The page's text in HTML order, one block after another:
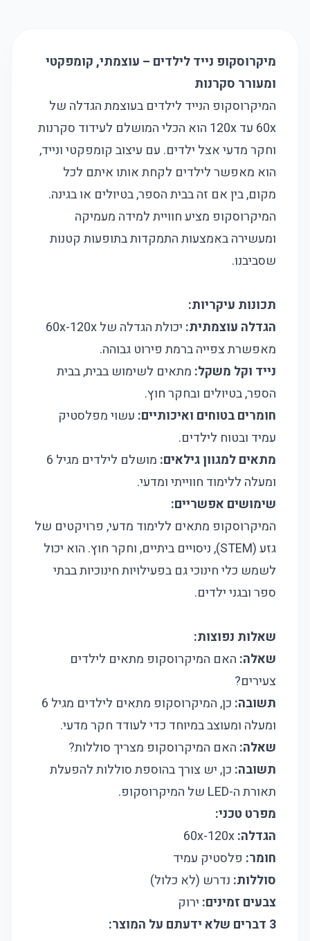
מיקרוסקופ נייד לילדים – עוצמתי, קומפקטי
ומעורר סקרנות
המיקרוסקופ הנייד לילדים בעוצמת הגדלה של
60x עד 120x הוא הכלי המושלם לעידוד סקרנות
וחקר מדעי אצל ילדים. עם עיצוב קומפקטי ונייד,
הוא מאפשר לילדים לקחת אותו איתם לכל
מקום, בין אם זה בבית הספר, בטיולים או בגינה.
המיקרוסקופ מציע חוויית למידה מעמיקה
ומעשירה באמצעות התמקדות בתופעות קטנות
שסביבנו.
תכונות עיקריות:
הגדלה עוצמתית:
יכולת הגדלה של 60x-120x
מאפשרת צפייה ברמת פירוט גבוהה.
נייד וקל משקל: מתאים לשימוש בבית, בבית
הספר, בטיולים ובחקר חוץ.
חומרים בטוחים ואיכותיים: עשוי מפלסטיק
עמיד ובטוח לילדים.
מתאים למגוון גילאים:
מושלם לילדים מגיל 6
ומעלה ללימוד חווייתי ומדעי.
שימושים אפשריים:
המיקרוסקופ מתאים ללימוד מדעי, פרויקטים של
גזע (STEM), ניסויים ביתיים, וחקר חוץ. הוא יכול
לשמש כלי חינוכי גם בפעילויות חינוכיות בבתי
ספר ובגני ילדים.
שאלות נפוצות:
שאלה: האם המיקרוסקופ מתאים לילדים
צעירים?
תשובה:
כן, המיקרוסקופ מתאים לילדים מגיל 6
ומעלה ומעוצב במיוחד כדי לעודד חקר מדעי.
שאלה: האם המיקרוסקופ מצריך סוללות?
תשובה: כן, יש צורך בהוספת סוללות להפעלת
תאורת ה-LED של המיקרוסקופ.
מפרט טכני:
הגדלה:
חומר: פלסטיק עמיד
סוללות: נדרש (לא כלול)
צבעים זמינים: ירוק
3 דברים שלא ידעתם על המוצר: